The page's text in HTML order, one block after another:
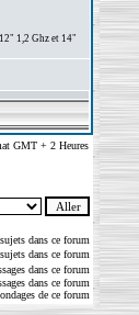
1,2 Ghz et 14"
GMT + 2 Heures
dans ce forum
dans ce forum
dans ce forum
dans ce forum
de ce forum